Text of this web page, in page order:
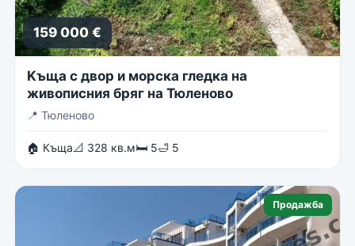
159 000 €
Kъща с двор и морска гледка на
живописния бряг на Тюленово
📍 Тюленово
🏠 Къща📐 328 кв.м🛏 5🛁 5
Продажба